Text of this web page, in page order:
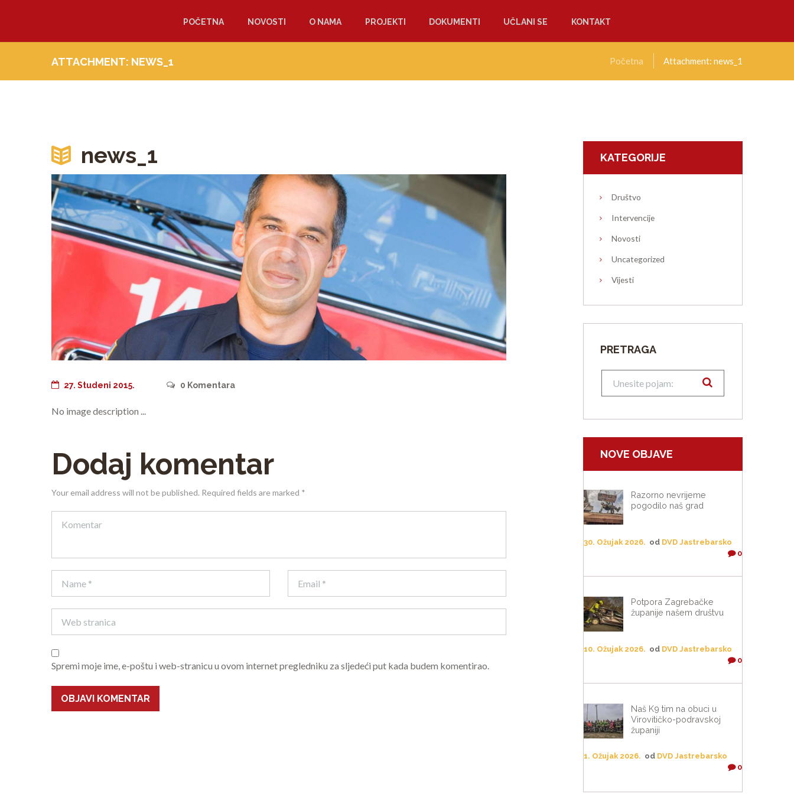
POČETNA NOVOSTI O NAMA PROJEKTI DOKUMENTI UČLANI SE KONTAKT
ATTACHMENT: NEWS_1 Početna Attachment: news_1
news_1
Next item
27. Studeni 2015. 0 Komentara
No image description ...
Dodaj komentar
Your email address will not be published. Required fields are marked *
Spremi moje ime, e-poštu i web-stranicu u ovom internet pregledniku za sljedeći put kada budem komentirao.
KATEGORIJE
Društvo
Intervencije
Novosti
Uncategorized
Vijesti
PRETRAGA
NOVE OBJAVE
Razorno nevrijeme
pogodilo naš grad
30. Ožujak 2026. od DVD Jastrebarsko
0
Potpora Zagrebačke
županije našem društvu
10. Ožujak 2026. od DVD Jastrebarsko
0
Naš K9 tim na obuci u
Virovitičko-podravskoj
županiji
1. Ožujak 2026. od DVD Jastrebarsko
0